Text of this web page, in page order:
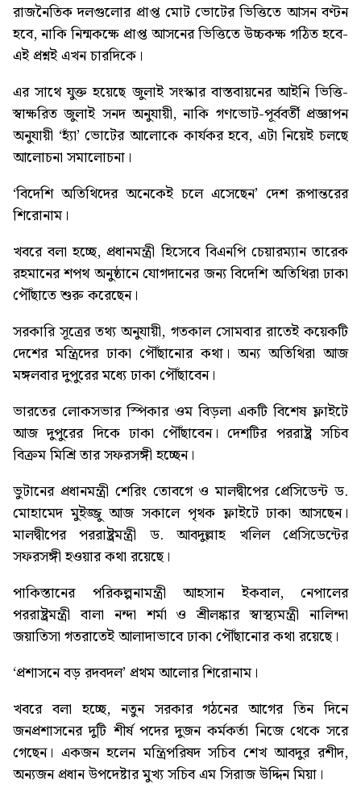
রাজনৈতিক দলগুলোর প্রাপ্ত মোট ভোটের ভিত্তিতে আসন বণ্টন
হবে, নাকি নিন্মকক্ষে প্রাপ্ত আসনের ভিত্তিতে উচ্চকক্ষ গঠিত হবে-
এই প্রশ্নই এখন চারদিকে।
এর সাথে যুক্ত হয়েছে জুলাই সংস্কার বাস্তবায়নের আইনি ভিত্তি-
স্বাক্ষরিত জুলাই সনদ অনুযায়ী, নাকি গণভোট-পূর্ববর্তী প্রজ্ঞাপন
অনুযায়ী ‘হ্যাঁ’ ভোটের আলোকে কার্যকর হবে, এটা নিয়েই চলছে
আলোচনা সমালোচনা।
‘বিদেশি অতিথিদের অনেকেই চলে এসেছেন’ দেশ রূপান্তরের
শিরোনাম।
খবরে বলা হচ্ছে, প্রধানমন্ত্রী হিসেবে বিএনপি চেয়ারম্যান তারেক
রহমানের শপথ অনুষ্ঠানে যোগদানের জন্য বিদেশি অতিথিরা ঢাকা
পৌঁছাতে শুরু করেছেন।
সরকারি সূত্রের তথ্য অনুযায়ী, গতকাল সোমবার রাতেই কয়েকটি
দেশের মন্ত্রিদের ঢাকা পৌঁছানোর কথা। অন্য অতিথিরা আজ
মঙ্গলবার দুপুরের মধ্যে ঢাকা পৌঁছাবেন।
ভারতের লোকসভার স্পিকার ওম বিড়লা একটি বিশেষ ফ্লাইটে
আজ দুপুরের দিকে ঢাকা পৌঁছাবেন। দেশটির পররাষ্ট্র সচিব
বিক্রম মিশ্রি তার সফরসঙ্গী হচ্ছেন।
ভুটানের প্রধানমন্ত্রী শেরিং তোবগে ও মালদ্বীপের প্রেসিডেন্ট ড.
মোহামেদ মুইজ্জু আজ সকালে পৃথক ফ্লাইটে ঢাকা আসছেন।
মালদ্বীপের পররাষ্ট্রমন্ত্রী ড. আবদুল্লাহ খলিল প্রেসিডেন্টের
সফরসঙ্গী হওয়ার কথা রয়েছে।
পাকিস্তানের পরিকল্পনামন্ত্রী আহসান ইকবাল, নেপালের
পররাষ্ট্রমন্ত্রী বালা নন্দা শর্মা ও শ্রীলঙ্কার স্বাস্থ্যমন্ত্রী নালিন্দা
জয়াতিসা গতরাতেই আলাদাভাবে ঢাকা পৌঁছানোর কথা রয়েছে।
‘প্রশাসনে বড় রদবদল’প্রথম আলোর শিরোনাম।
খবরে বলা হচ্ছে, নতুন সরকার গঠনের আগের তিন দিনে
জনপ্রশাসনের দুটি শীর্ষ পদের দুজন কর্মকর্তা নিজে থেকে সরে
গেছেন। একজন হলেন মন্ত্রিপরিষদ সচিব শেখ আবদুর রশীদ,
অন্যজন প্রধান উপদেষ্টার মুখ্য সচিব এম সিরাজ উদ্দিন মিয়া।